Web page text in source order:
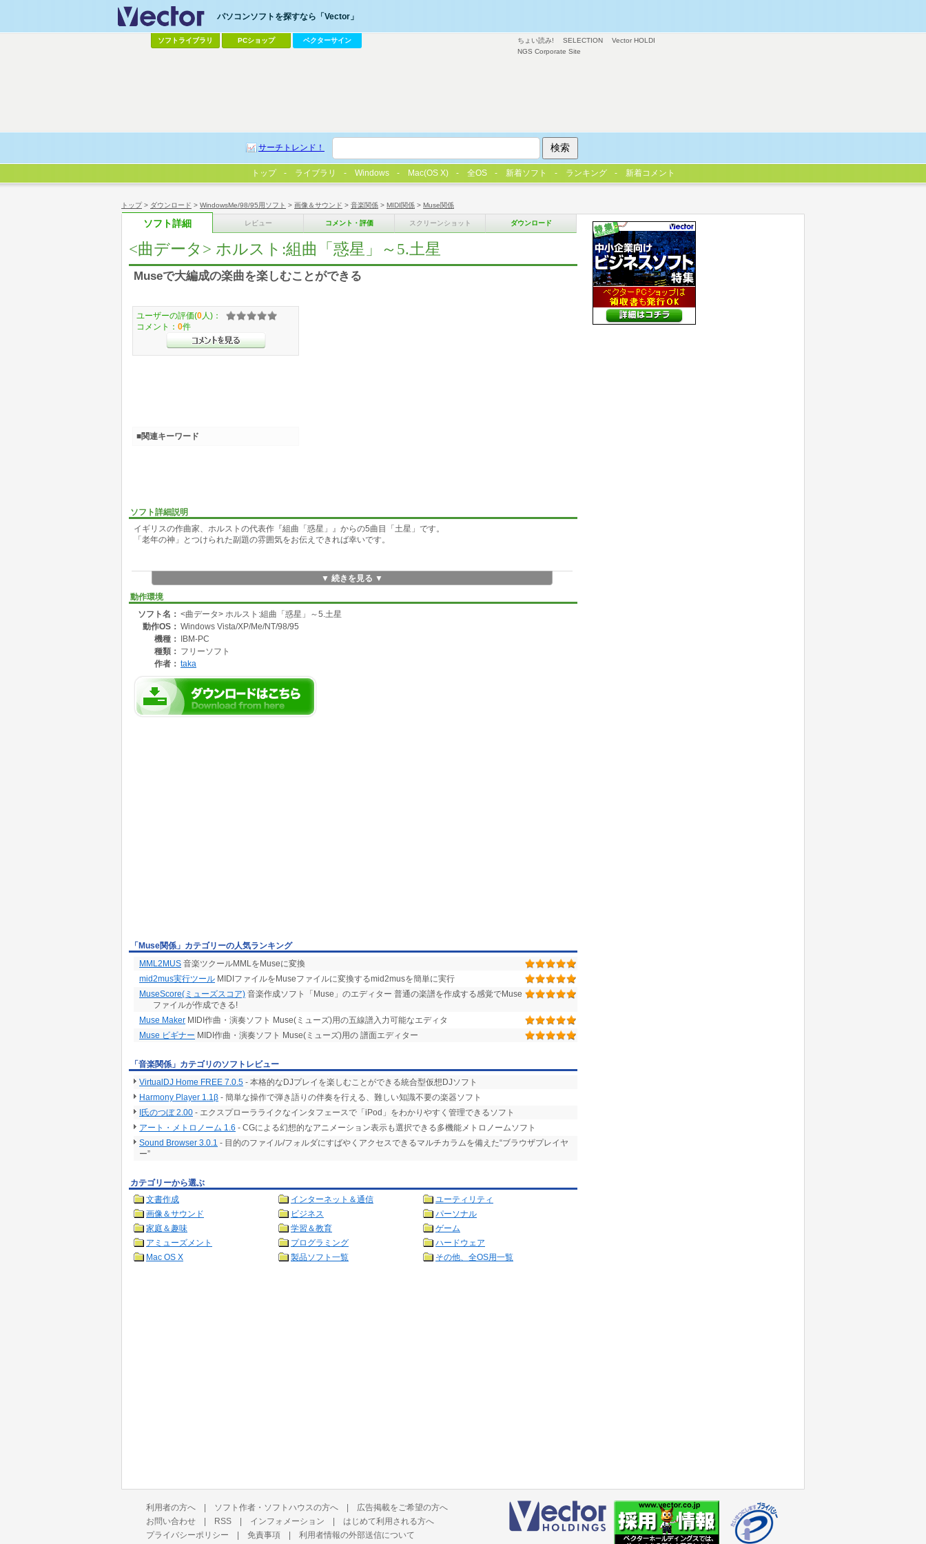
トップ> ダウンロード > WindowsMe/98/95用ソフト > 画像＆サウンド > 音楽関係 > MIDI関係 > Muse関係
ソフト詳細 レビュー コメント・評価 スクリーンショット ダウンロード
<曲データ> ホルスト:組曲「惑星」～5.土星
Museで大編成の楽曲を楽しむことができる
ソフト詳細説明
イギリスの作曲家、ホルストの代表作『組曲「惑星」』からの5曲目「土星」です。
「老年の神」とつけられた副題の雰囲気をお伝えできれば幸いです。
▼ 続きを見る ▼
動作環境
ソフト名： <曲データ> ホルスト:組曲「惑星」～5.土星
動作OS： Windows Vista/XP/Me/NT/98/95
機種：
IBM-PC
種類： フリーソフト
作者： taka
ユーザーの評価(0 人)：
コメント： 0件
■関連キーワード
「Muse関係」カテゴリーの人気ランキング
MML2MUS 音楽ツクールMMLをMuseに変換
mid2mus実行ツール MIDIファイルをMuseファイルに変換するmid2musを簡単に実行
MuseScore(ミューズスコア) 音楽作成ソフト「Muse」のエディター 普通の楽譜を作成する感覚でMuse
ファイルが作成できる!
Muse Maker MIDI作曲・演奏ソフト Muse(ミューズ)用の五線譜入力可能なエディタ
Muse ビギナー MIDI作曲・演奏ソフト Muse(ミューズ)用の 譜面エディター
「音楽関係」カテゴリのソフトレビュー
VirtualDJ Home FREE 7.0.5 - 本格的なDJプレイを楽しむことができる統合型仮想DJソフト
Harmony Player 1.1β - 簡単な操作で弾き語りの伴奏を行える、難しい知識不要の楽器ソフト
I氏のつぼ 2.00 - エクスプローラライクなインタフェースで「iPod」をわかりやすく管理できるソフト
アート・メトロノーム 1.6 - CGによる幻想的なアニメーション表示も選択できる多機能メトロノームソフト
Sound Browser 3.0.1 - 目的のファイル/フォルダにすばやくアクセスできるマルチカラムを備えた“ブラウザプレイヤ
ー”
カテゴリーから選ぶ
文書作成
インターネット＆通信
ユーティリティ
画像＆サウンド
ビジネス
パーソナル
家庭＆趣味
学習＆教育
ゲーム
アミューズメント
プログラミング
ハードウェア
Mac OS X
製品ソフト一覧 その他、全OS用一覧
ちょい読み! SELECTION
Vector HOLDI
NGS Corporate Site
パソコンソフトを探すなら「Vector」
ソフトライブラリ PCショップ ベクターサイン
サーチトレンド！
トップ ライブラリ Windows Mac(OS X) 全OS 新着ソフト ランキング 新着コメント
利用者の方へ | ソフト作者・ソフトハウスの方へ | 広告掲載をご希望の方へ
お問い合わせ | RSS | インフォメーション | はじめて利用される方へ
プライバシーポリシー | 免責事項 | 利用者情報の外部送信について